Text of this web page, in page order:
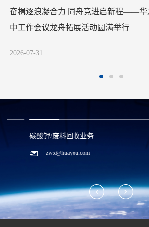
华友钴业2026年中工作会议在苏州召开
碳酸锂/废料回收业务
zwx@huayou.com